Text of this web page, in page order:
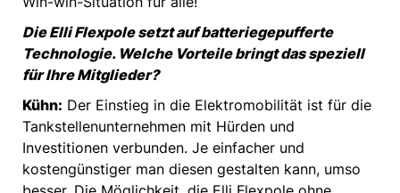
Die Elli Flexpole setzt auf batteriegepufferte
Technologie. Welche Vorteile bringt das speziell
für Ihre Mitglieder?
Kühn: Der Einstieg in die Elektromobilität ist für die
Tankstellenunternehmen mit Hürden und
Investitionen verbunden. Je einfacher und
kostengünstiger man diesen gestalten kann, umso